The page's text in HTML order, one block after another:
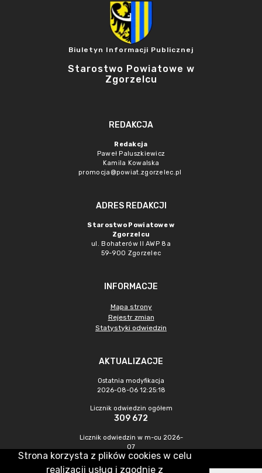
Biuletyn Informacji Publicznej
Starostwo Powiatowe w
Zgorzelcu
REDAKCJA
Redakcja
Paweł Paluszkiewicz
Kamila Kowalska
promocja@powiat.zgorzelec.pl
ADRES REDAKCJI
Starostwo Powiatowe w
Zgorzelcu
ul. Bohaterów II AWP 8a
59-900 Zgorzelec
INFORMACJE
Mapa strony
Rejestr zmian
Statystyki odwiedzin
AKTUALIZACJE
Ostatnia modyfikacja
2026-08-06 12:25:18
Licznik odwiedzin ogółem
309 672
Licznik odwiedzin w m-cu 2026-
07
370
Strona korzysta z plików cookies w celu
realizacji usług i zgodnie z